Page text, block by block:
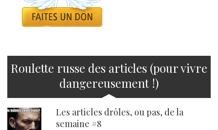
Roulette russe des articles (pour vivre
dangereusement !)
Les articles drôles, ou pas, de la
semaine #8